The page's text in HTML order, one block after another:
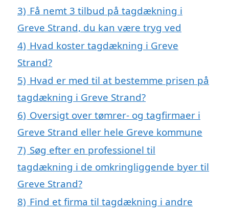
3) Få nemt 3 tilbud på tagdækning i
Greve Strand, du kan være tryg ved
4) Hvad koster tagdækning i Greve
Strand?
5) Hvad er med til at bestemme prisen på
tagdækning i Greve Strand?
6) Oversigt over tømrer- og tagfirmaer i
Greve Strand eller hele Greve kommune
7) Søg efter en professionel til
tagdækning i de omkringliggende byer til
Greve Strand?
8) Find et firma til tagdækning i andre